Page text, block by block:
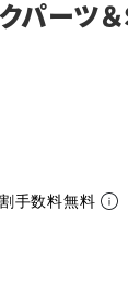
パーツ
手数料無料